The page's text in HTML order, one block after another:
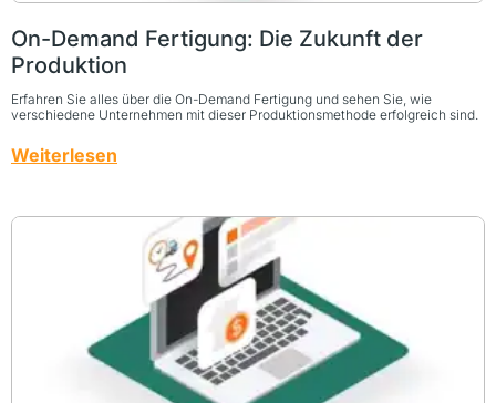
On-Demand Fertigung: Die Zukunft der
Produktion
Erfahren Sie alles über die On-Demand Fertigung und sehen Sie, wie
verschiedene Unternehmen mit dieser Produktionsmethode erfolgreich sind.
Weiterlesen